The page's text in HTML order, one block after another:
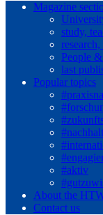
Magazine
study,
People
last
Popular topics
#aktiv
About the
Contact us